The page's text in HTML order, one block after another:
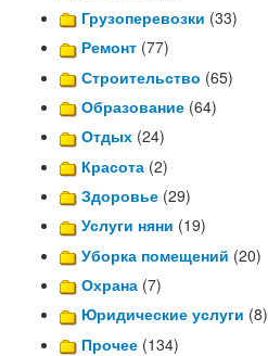
Грузоперевозки (33)
Ремонт (77)
Строительство (65)
Образование (64)
Отдых (24)
Красота (2)
Здоровье (29)
Услуги няни (19)
Уборка помещений (20)
Охрана (7)
Юридические услуги (8)
Прочее (134)